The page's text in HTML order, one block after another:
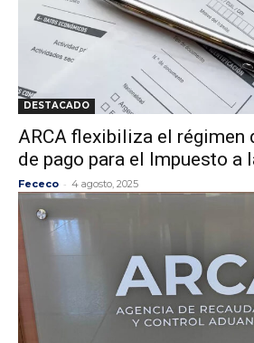
DESTACADO
ARCA flexibiliza el régimen
de pago para el Impuesto a
Fececo - 4 agosto, 2025